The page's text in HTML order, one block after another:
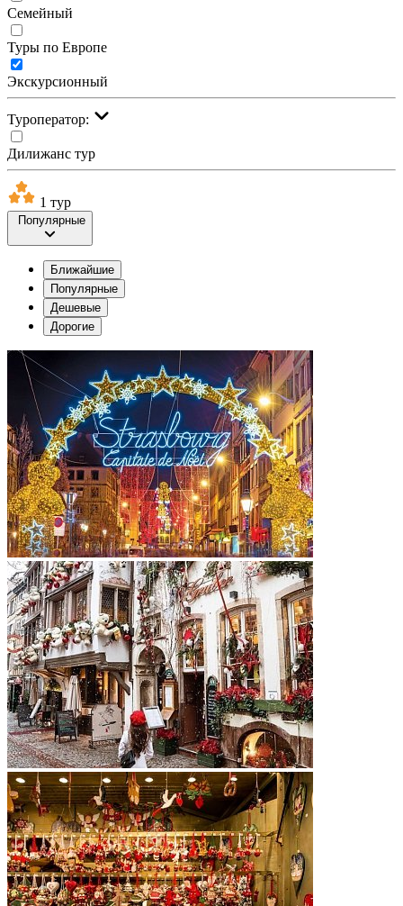
Семейный
Туры по Европе
Экскурсионный
Туроператор:
Дилижанс тур
1 тур
Популярные
Ближайшие
Популярные
Дешевые
Дорогие